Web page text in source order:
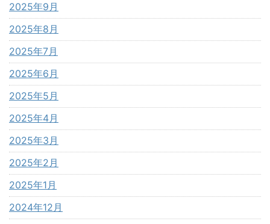
2025年9月
2025年8月
2025年7月
2025年6月
2025年5月
2025年4月
2025年3月
2025年2月
2025年1月
2024年12月